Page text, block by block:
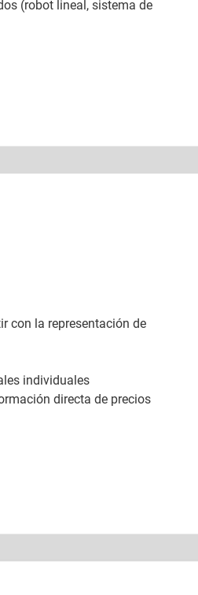
(robot lineal, sistema de
con la representación de
individuales
directa de precios